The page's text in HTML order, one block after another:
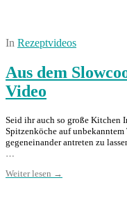
In Rezeptvideos
Aus dem
Video
Seid ihr auch so große Kitchen
Spitzenköche auf
gegeneinander antreten zu
Weiter lesen →